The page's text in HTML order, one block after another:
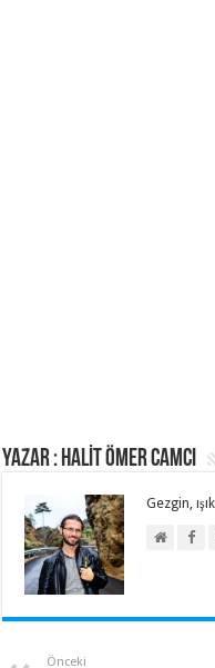
Yazar : HALİT ÖMER CAMCI
Gezgin,
Önceki